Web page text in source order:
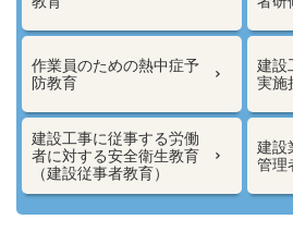
作業員のための熱中症予
防教育
建設
実施
建設工事に従事する労働
者に対する安全衛生教育
（建設従事者教育）
建設
管理